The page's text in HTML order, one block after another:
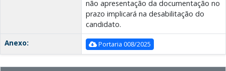
não apresentação da documentação no
prazo implicará na desabilitação do
candidato.
Anexo:
Portaria 008/2025